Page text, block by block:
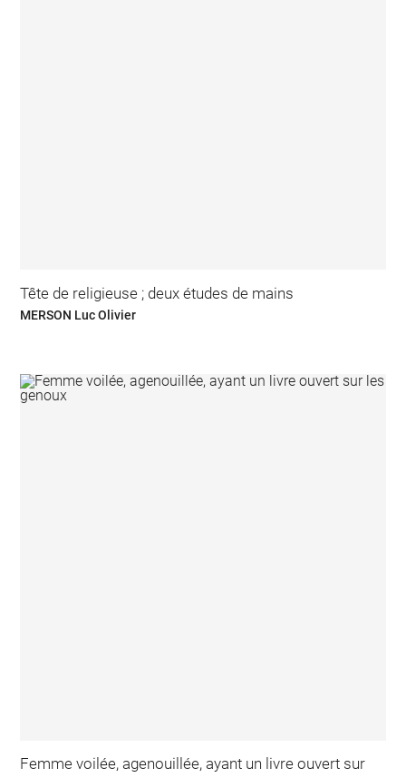
Tête de religieuse ; deux études de mains
MERSON Luc Olivier
Femme voilée, agenouillée, ayant un livre ouvert sur